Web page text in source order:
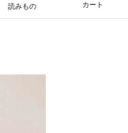
読みもの カート